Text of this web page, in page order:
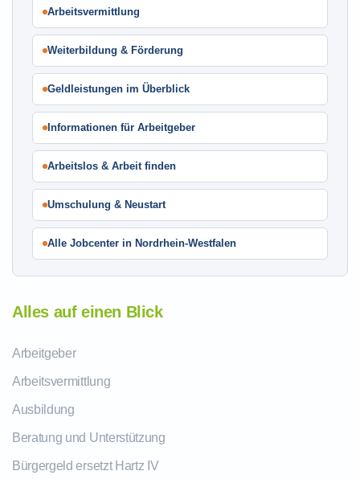
Arbeitsvermittlung
Weiterbildung & Förderung
Geldleistungen im Überblick
Informationen für Arbeitgeber
Arbeitslos & Arbeit finden
Umschulung & Neustart
Alle Jobcenter in Nordrhein-Westfalen
Alles auf einen Blick
Arbeitgeber
Arbeitsvermittlung
Ausbildung
Beratung und Unterstützung
Bürgergeld ersetzt Hartz IV